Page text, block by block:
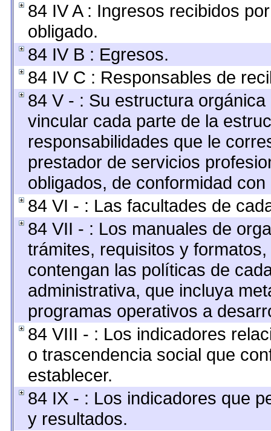
84 IV A : Ingresos recibidos
obligado.
84 IV B : Egresos.
84 IV C : Responsables de
84 V - : Su estructura
vincular cada parte de la
responsabilidades que le
prestador de servicios
obligados, de conformidad
84 VI - : Las facultades de
84 VII - : Los manuales de
trámites, requisitos y
contengan las políticas de
administrativa, que incluya
programas operativos a
84 VIII - : Los indicadores
o trascendencia social que
establecer.
84 IX - : Los indicadores que
y resultados.